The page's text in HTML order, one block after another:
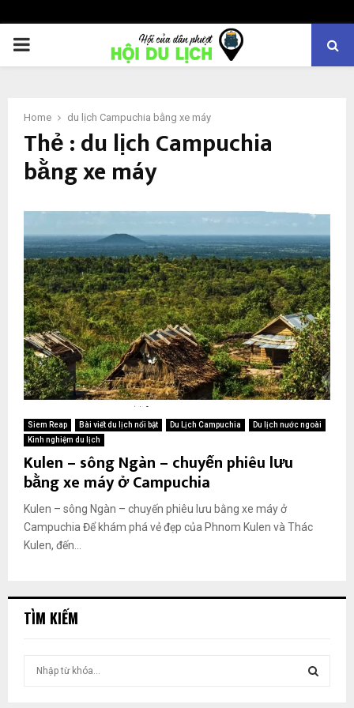
PRIMARY
Home du lịch Campuchia bằng xe máy
Thẻ : du lịch Campuchia
bằng xe máy
Siem Reap Bài viết du lịch nổi bật Du Lịch Campuchia
Du lịch nước ngoài
Kinh nghiệm du lịch
Kulen – sông Ngàn – chuyến phiêu lưu
bằng xe máy ở Campuchia
Kulen – sông Ngàn – chuyến phiêu lưu bằng xe máy ở
Campuchia Để khám phá vẻ đẹp của Phnom Kulen và Thác
Kulen, đến...
TÌM KIẾM